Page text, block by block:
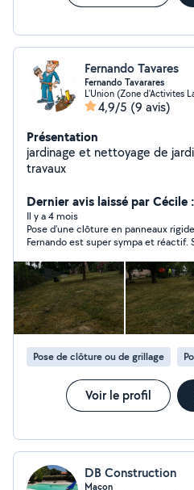
Fernando Tavares
Fernando Tavarares
L'Union (Zone d'Activites
4,9/5 (9 avis)
Présentation
jardinage et nettoyage de jardin Bricolage -
travaux
Dernier avis laissé par Cécile
Il y a 4 mois
Pose d’une clôture en panneaux
Fernando est super sympa et
Pose de clôture ou de grillage
Voir le profil
DB Construction
Maçon